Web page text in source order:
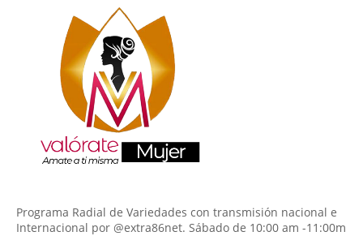
Programa Radial de Variedades con transmisión nacional e
Internacional por @extra86net. Sábado de 10:00 am -11:00m